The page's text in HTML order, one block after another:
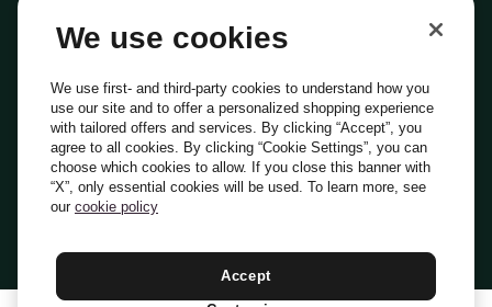
Everli Shoppers
About Us
Everli News
Domande frequenti
Lavora con noi
Diventa Shopper
Investitori
PrivacyCookiePreferenze Cookie
Termini e CondizioniCodice Etico
Indirizzo PEC: everli@pec.it - indirizzo DPO: dpo@everli.com
Italiano
We use cookies
We use first- and third-party cookies to understand how you
use our site and to offer a personalized shopping experience
with tailored offers and services. By clicking “Accept”, you
agree to all cookies. By clicking “Cookie Settings”, you can
choose which cookies to allow. If you close this banner with
“X”, only essential cookies will be used. To learn more, see
our cookie policy
Accept